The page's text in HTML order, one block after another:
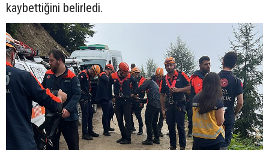
kaybettiğini belirledi.